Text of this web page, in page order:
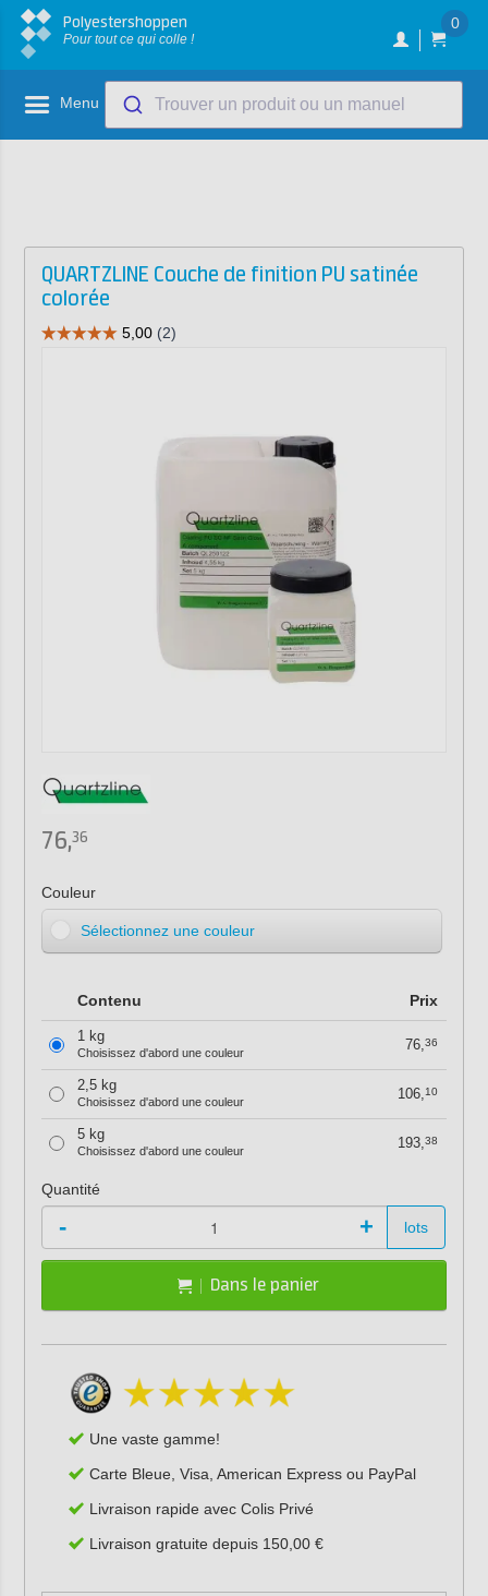
Polyestershoppen
Pour tout ce qui colle !
0
Menu Trouver un produit ou un manuel
QUARTZLINE Couche de finition PU satinée
colorée
76,36
Couleur
Sélectionnez une couleur
Contenu Prix
1 kg
Choisissez d'abord une couleur 76,36
2,5 kg
Choisissez d'abord une couleur 106,10
5 kg
Choisissez d'abord une couleur 193,38
Quantité
- + lots
Dans le panier
Une vaste gamme!
Carte Bleue, Visa, American Express ou PayPal
Livraison rapide avec Colis Privé
Livraison gratuite depuis 150,00 €